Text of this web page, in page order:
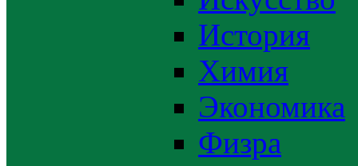
История
Химия
Экономика
Физра